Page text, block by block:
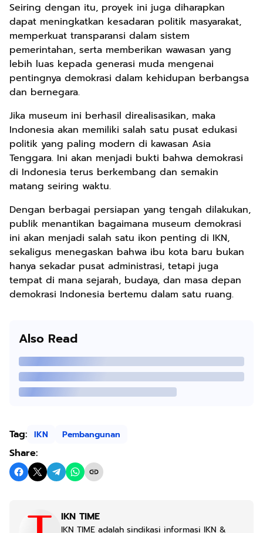
Seiring dengan itu, proyek ini juga diharapkan
dapat meningkatkan kesadaran politik masyarakat,
memperkuat transparansi dalam sistem
pemerintahan, serta memberikan wawasan yang
lebih luas kepada generasi muda mengenai
pentingnya demokrasi dalam kehidupan berbangsa
dan bernegara.
Jika museum ini berhasil direalisasikan, maka
Indonesia akan memiliki salah satu pusat edukasi
politik yang paling modern di kawasan Asia
Tenggara. Ini akan menjadi bukti bahwa demokrasi
di Indonesia terus berkembang dan semakin
matang seiring waktu.
Dengan berbagai persiapan yang tengah dilakukan,
publik menantikan bagaimana museum demokrasi
ini akan menjadi salah satu ikon penting di IKN,
sekaligus menegaskan bahwa ibu kota baru bukan
hanya sekadar pusat administrasi, tetapi juga
tempat di mana sejarah, budaya, dan masa depan
demokrasi Indonesia bertemu dalam satu ruang.
Also Read
Tag: IKN Pembangunan
Share:
IKN TIME
IKN TIME adalah sindikasi informasi IKN &